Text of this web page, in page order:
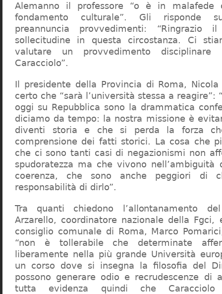
Alemanno il professore “o è in malafede
fondamento culturale”. Gli risponde
preannuncia provvedimenti:
sollecitudine in questa circostanza. Ci
valutare un provvedimento
Caracciolo”.
Il presidente della Provincia di Roma,
certo che “sarà l’università stessa a reagire”:
oggi su Repubblica sono la drammatica
diciamo da tempo: la nostra missione è
diventi storia e che si perda la forza
comprensione dei fatti storici. La cosa che
che ci sono tanti casi di negazionismi non
spudoratezza ma che vivono nell’ambiguità
coerenza, che sono anche peggiori di
responsabilità di dirlo”.
Tra quanti chiedono l’allontanamento
Arzarello, coordinatore nazionale della
consiglio comunale di Roma, Marco
“non è tollerabile che determinate
liberamente nella più grande Università
un corso dove si insegna la filosofia del
possono generare odio e recrudescenze di
tutta evidenza quindi che